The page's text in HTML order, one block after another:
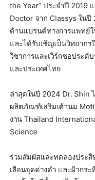
the Year” ประจำปี 2019
Doctor จาก Classys ใน
ด้านแบรนด์ทางการแพทย์ใ
และได้รับเชิญเป็นวิทยากร
วิชาการและเวิร์กชอประดั
และประเทศไทย
ล่าสุดในปี 2024 Dr. Shin
ผลิตภัณฑ์เสริมเต้านม
งาน Thailand
Science
ร่วมสัมผัสและทดลองประสิ
เลือนจุดด่างดำ และฝ้ากระ